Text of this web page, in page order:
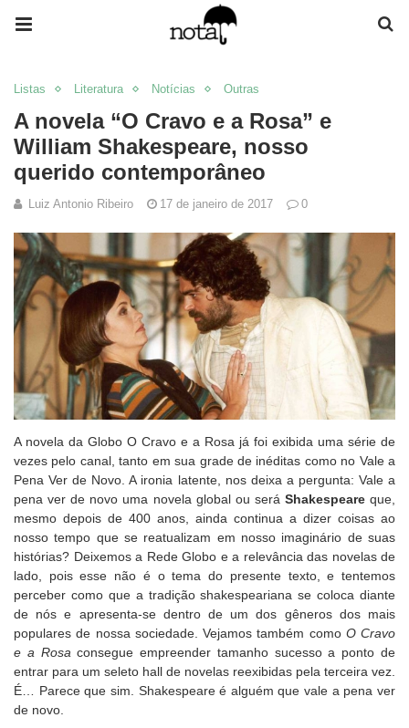
Listas Literatura Notícias Outras
A novela “O Cravo e a Rosa” e
William Shakespeare, nosso
querido contemporâneo
Luiz Antonio Ribeiro 17 de janeiro de 2017 0
A novela da Globo O Cravo e a Rosa já foi exibida uma série de
vezes pelo canal, tanto em sua grade de inéditas como no Vale a
Pena Ver de Novo. A ironia latente, nos deixa a pergunta: Vale a
pena ver de novo uma novela global ou será Shakespeareque,
mesmo depois de 400 anos, ainda continua a dizer coisas ao
nosso tempo que se reatualizam em nosso imaginário de suas
histórias? Deixemos a Rede Globo e a relevância das novelas de
lado, pois esse não é o tema do presente texto, e tentemos
perceber como que a tradição shakespeariana se coloca diante
de nós e apresenta-se dentro de um dos gêneros dos mais
populares de nossa sociedade. Vejamos também como O Cravo
e a Rosa consegue empreender tamanho sucesso a ponto de
entrar para um seleto hall de novelas reexibidas pela terceira vez.
É… Parece que sim. Shakespeare é alguém que vale a pena ver
de novo.